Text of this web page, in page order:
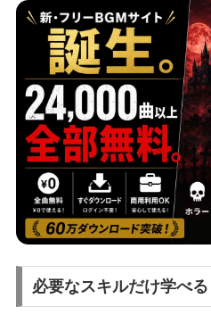
必要なスキルだけ学べる